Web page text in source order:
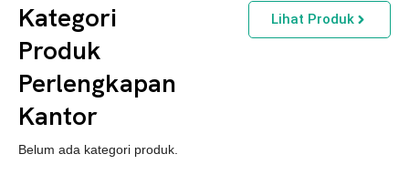
Kategori
Produk
Perlengkapan
Kantor
Lihat Produk
Belum ada kategori produk.